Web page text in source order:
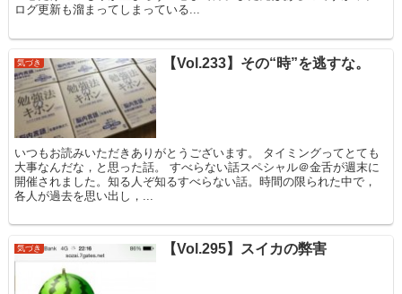
ログ更新も溜まってしまっている...
気づき 【Vol.233】その“時”を逃すな。
いつもお読みいただきありがとうございます。 タイミングってとても
大事なんだな，と思った話。 すべらない話スペシャル＠金舌が週末に
開催されました。知る人ぞ知るすべらない話。時間の限られた中で，
各人が過去を思い出し，...
気づき 【Vol.295】スイカの弊害